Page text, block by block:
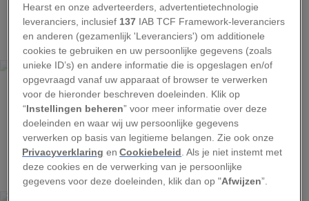
1
MARY MCGOWAN, CWPA, BARCROFT IMAGES
2
SIMON GEE, CWPA, BARCROFT IMAGES
Hearst en onze adverteerders, advertentietechnologie
leveranciers, inclusief 137 IAB TCF Framework-leveranciers
en anderen (gezamenlijk 'Leveranciers') om additionele
cookies te gebruiken en uw persoonlijke gegevens (zoals
unieke ID’s) en andere informatie die is opgeslagen en/of
opgevraagd vanaf uw apparaat of browser te verwerken
voor de hieronder beschreven doeleinden. Klik op
“Instellingen beheren” voor meer informatie over deze
doeleinden en waar wij uw persoonlijke gegevens
verwerken op basis van legitieme belangen. Zie ook onze
Privacyverklaring enCookiebeleid . Als je niet instemt met
deze cookies en de verwerking van je persoonlijke
gegevens voor deze doeleinden, klik dan op "Afwijzen”.